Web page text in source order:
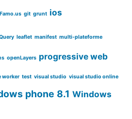
Famo.us git grunt ios
leaflet manifest multi-plateforme
openLayers progressive web
worker test visual studio visual studio online
phone 8.1 Windows